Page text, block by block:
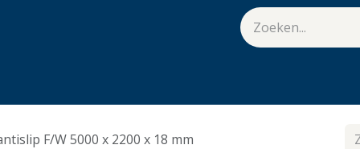
F/W 5000 x 2200 x 18 mm